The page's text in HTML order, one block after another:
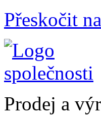
Přeskočit
Prodej a